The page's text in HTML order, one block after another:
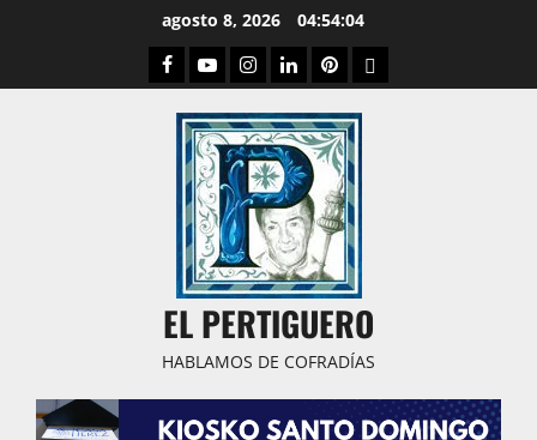
agosto 8, 2026 04:54:05
Facebook
YoutubeInstagram
LinkedPinterestDribbble
EL PERTIGUERO
HABLAMOS DE COFRADÍAS